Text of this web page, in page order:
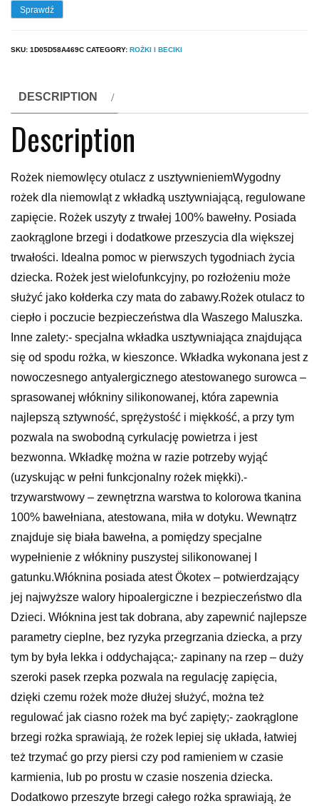
Sprawdź
SKU: 1D05D58A469C CATEGORY: ROŻKI I BECIKI
DESCRIPTION
Description
Rożek niemowlęcy otulacz z usztywnieniemWygodny
rożek dla niemowląt z wkładką usztywniającą, regulowane
zapięcie. Rożek uszyty z trwałej 100% bawełny. Posiada
zaokrąglone brzegi i dodatkowe przeszycia dla większej
trwałości. Idealna pomoc w pierwszych tygodniach życia
dziecka. Rożek jest wielofunkcyjny, po rozłożeniu może
służyć jako kołderka czy mata do zabawy.Rożek otulacz to
ciepło i poczucie bezpieczeństwa dla Waszego Maluszka.
Inne zalety:- specjalna wkładka usztywniająca znajdująca
się od spodu rożka, w kieszonce. Wkładka wykonana jest z
nowoczesnego antyalergicznego atestowanego surowca –
sprasowanej włókniny silikonowanej, która zapewnia
najlepszą sztywność, sprężystość i miękkość, a przy tym
pozwala na swobodną cyrkulację powietrza i jest
bezwonna. Wkładkę można w razie potrzeby wyjąć
(uzyskując w pełni funkcjonalny rożek miękki).-
trzywarstwowy – zewnętrzna warstwa to kolorowa tkanina
100% bawełniana, atestowana, miła w dotyku. Wewnątrz
znajduje się biała bawełna, a pomiędzy specjalne
wypełnienie z włókniny puszystej silikonowanej I
gatunku.Włóknina posiada atest Ökotex – potwierdzający
jej najwyższe walory hipoalergiczne i bezpieczeństwo dla
Dzieci. Włóknina jest tak dobrana, aby zapewnić najlepsze
parametry cieplne, bez ryzyka przegrzania dziecka, a przy
tym by była lekka i oddychająca;- zapinany na rzep – duży
szeroki pasek rzepka pozwala na regulację zapięcia,
dzięki czemu rożek może dłużej służyć, można też
regulować jak ciasno rożek ma być zapięty;- zaokrąglone
brzegi rożka sprawiają, że rożek lepiej się układa, łatwiej
też trzymać go przy piersi czy pod ramieniem w czasie
karmienia, lub po prostu w czasie noszenia dziecka.
Dodatkowo przeszyte brzegi całego rożka sprawiają, że